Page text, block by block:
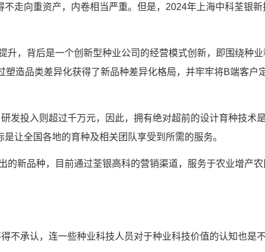
走向重资产，内卷相当严重。但是，2024年上海中科荃银新
升，背后是一个创新型种业公司的经营模式创新，即围绕种业
塑造品类差异化获得了新品种差异化格局，并牢牢将B端客户
发投入则超过千万元，因此，拥有绝对超前的设计育种技术
让全国各地的育种及相关团队享受到所需的服务。
的新品种，目前通过荃银高科的营销渠道，服务于农业增产农
不承认，连一些种业科技人员对于种业科技价值的认知也是